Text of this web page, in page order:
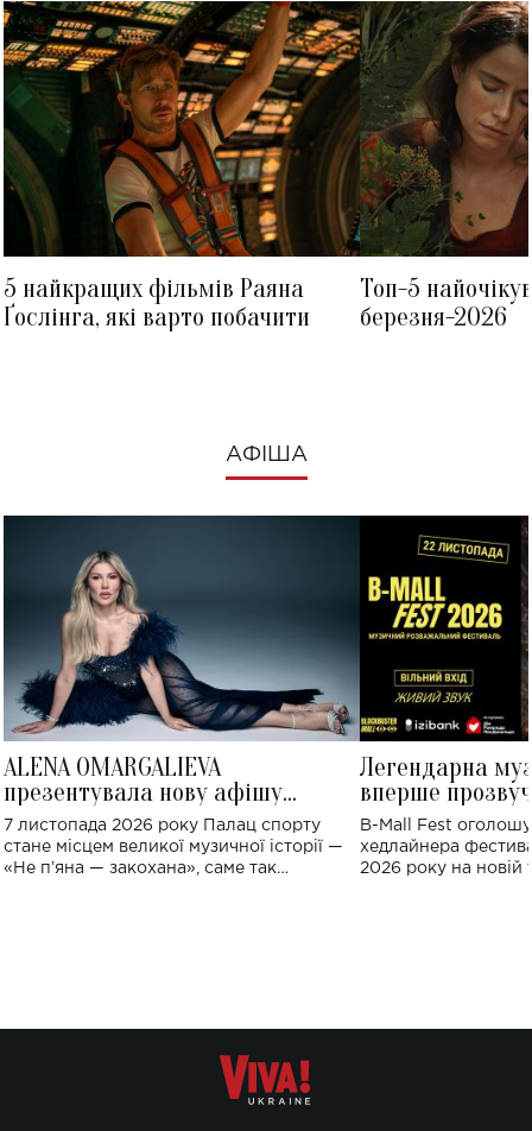
5 найкращих фільмів Раяна
Ґослінга, які варто побачити
Топ-5
березня-2026
АФІША
ALENA OMARGALIEVA
презентувала нову афішу
великого концерту в Палаці
спорту
7 листопада 2026 року Палац спорту
стане місцем великої музичної історії —
«Не пʼяна — закохана», саме так
Легендарна
вперше
Україні: де
B-Mall Fest
хедлайнера
2026 року на новій